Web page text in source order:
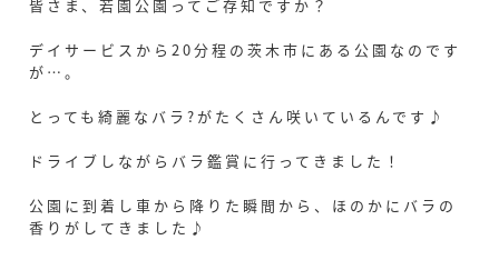
皆さま、若園公園ってご存知ですか？
デイサービスから20分程の茨木市にある公園なのです
が…。
とっても綺麗なバラ?がたくさん咲いているんです♪
ドライブしながらバラ鑑賞に行ってきました！
公園に到着し車から降りた瞬間から、ほのかにバラの
香りがしてきました♪